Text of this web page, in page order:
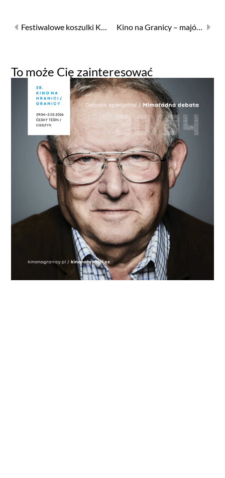
Festiwalowe koszulki Kina na Granicy 2025 Kino na Granicy – majówka dla dzieci
To może Cię zainteresować